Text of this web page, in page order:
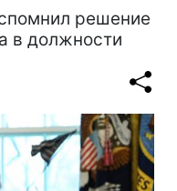
решение
в должности